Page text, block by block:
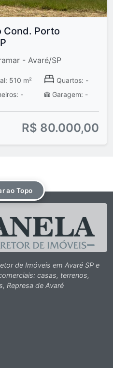
Cond. Porto
- Avaré/SP
510 m²
Quartos: -
- Garagem: -
R$ 80.000,00
ao Topo
de Imóveis em Avaré SP e
casas, terrenos,
Represa de Avaré